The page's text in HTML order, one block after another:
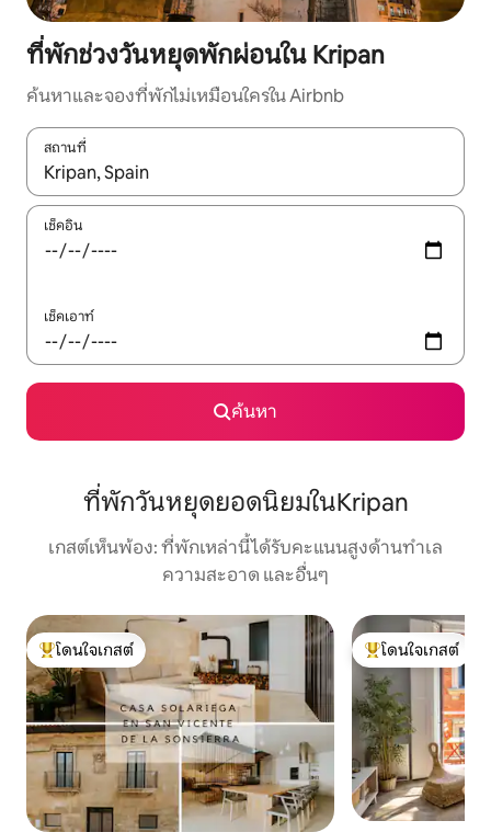
ที่พักช่วงวันหยุดพักผ่อนใน Kripan
ค้นหาและจองที่พักไม่เหมือนใครใน Airbnb
สถานที่
ใช้ลูกศรขึ้นลง หรือใช้การสัมผัสหรือปัด เพื่อสำรวจผลการค้นหา
เช็คอิน
เช็คเอาท์
ค้นหา
ที่พักวันหยุดยอดนิยมในKripan
เกสต์เห็นพ้อง: ที่พักเหล่านี้ได้รับคะแนนสูงด้านทำเล
ความสะอาด และอื่นๆ
โดนใจเกสต์ที่สุด
โดนใจเกสต์
โดนใจเกสต์ที่สุด
โดนใจเกสต์